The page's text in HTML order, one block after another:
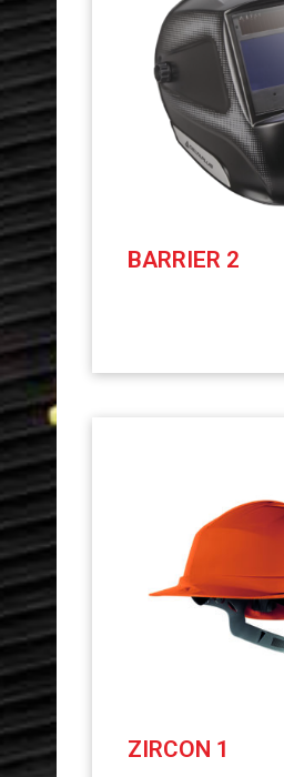
BARRIER 2
ZIRCON 1